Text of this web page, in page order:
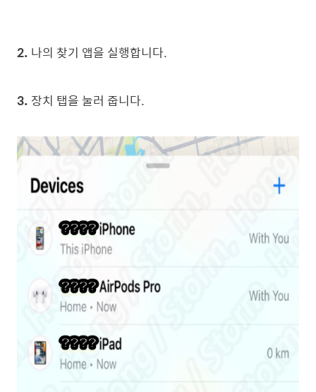
2. 나의 찾기 앱을 실행합니다.
3. 장치 탭을 눌러 줍니다.